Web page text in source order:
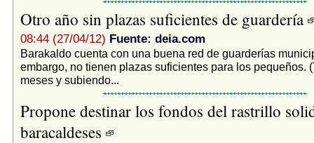
Otro año sin plazas suficientes de guardería
08:44 (27/04/12) Fuente: deia.com
Barakaldo cuenta con una buena red de guarderías
embargo, no tienen plazas suficientes para los pequeños.
meses y subiendo...
Propone destinar los fondos del rastrillo
baracaldeses